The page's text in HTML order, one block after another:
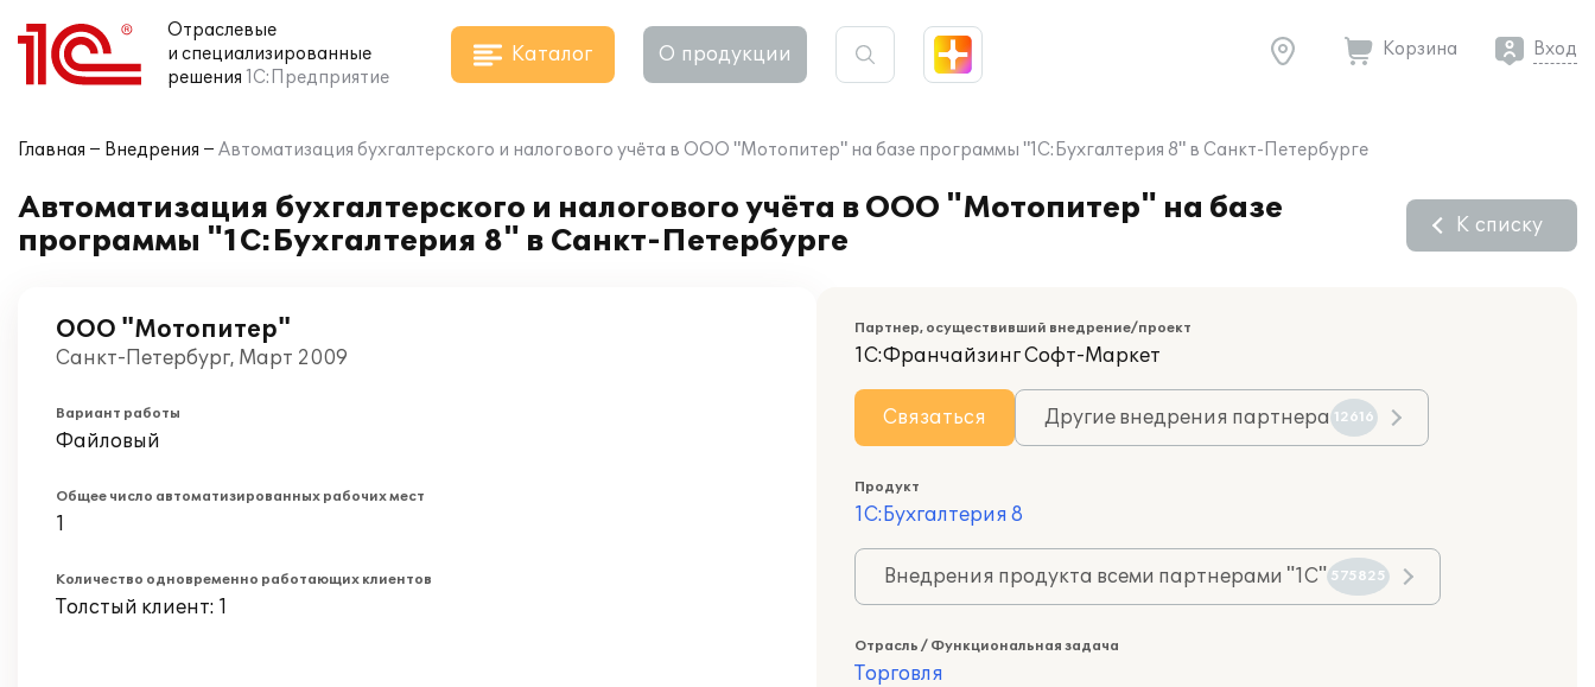
Отраслевые
и специализированные
решения 1С:Предприятие
Каталог О продукции Корзина Вход
Главная Внедрения Автоматизация бухгалтерского и налогового учёта в ООО "Мотопитер" на базе программы "1С:Бухгалтерия 8" в Санкт-Петербурге
Автоматизация бухгалтерского и налогового учёта в ООО "Мотопитер" на базе
программы "1С:Бухгалтерия 8" в Санкт-Петербурге
К списку
ООО "Мотопитер"
Санкт-Петербург, Март 2009
Вариант работы
Файловый
Общее число автоматизированных рабочих мест
1
Количество одновременно работающих клиентов
Толстый клиент: 1
Партнер, осуществивший внедрение/проект
1С:Франчайзинг Софт-Маркет
Связаться Другие внедрения партнера 12616
Продукт
1С:Бухгалтерия 8
Внедрения продукта всеми партнерами "1С" 575825
Отрасль / Функциональная задача
Торговля